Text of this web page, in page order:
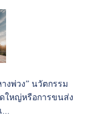
งพ่วง” นวัตกรรม
ใหญ่หรือการขนส่ง